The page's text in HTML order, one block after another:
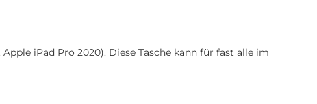
iPad Pro 2020). Diese Tasche kann für fast alle im